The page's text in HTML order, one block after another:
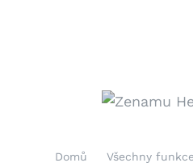
Domů Všechny funkce